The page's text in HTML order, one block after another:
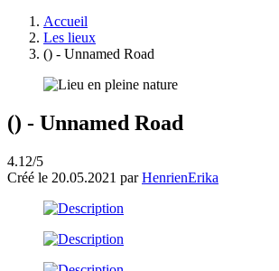
Accueil
Les lieux
() - Unnamed Road
() - Unnamed Road
4.12/5
Créé le 20.05.2021 parHenrienErika